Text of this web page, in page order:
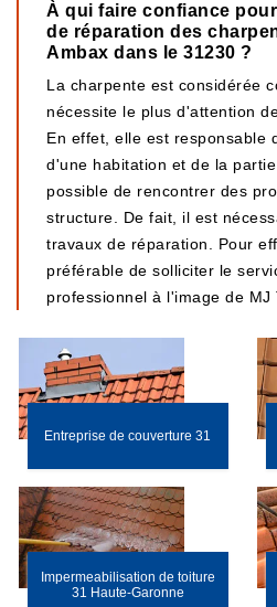
À qui faire confiance
de réparation des
Ambax dans le 31230 ?
La charpente est considérée
nécessite le plus d'attention
En effet, elle est responsable
d'une habitation et de la
possible de rencontrer des
structure. De fait, il est
travaux de réparation. Pour
préférable de solliciter le
professionnel à l'image de MJ
Entreprise de couverture 31
Impermeabilisation de toiture
31 Haute-Garonne